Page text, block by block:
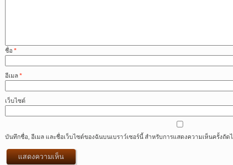
ชื่อ *
อีเมล *
เว็บไซต์
บันทึกชื่อ, อีเมล และชื่อเว็บไซต์ของฉันบนเบราว์เซอร์นี้ สำหรับการแสดงความเห็นครั้งถัด